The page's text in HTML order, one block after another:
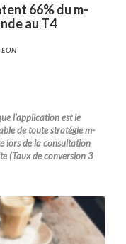
66% du m-
au T4
l’application est le
de toute stratégie m-
lors de la consultation
(Taux de conversion 3